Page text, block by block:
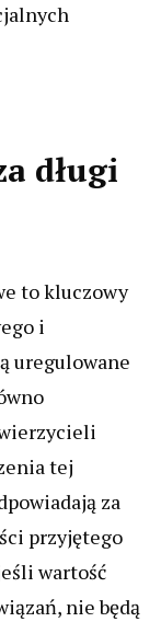
długi
to kluczowy
i
uregulowane
tej
za
przyjętego
wartość
nie będą